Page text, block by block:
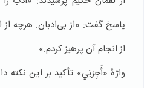
پاسخ گفت: «از بی‌ادبان. هرچه از
از انجام آن پرهیز کردم.»
واژهٔ «أَجِرْنِي» تأکید بر این نکته